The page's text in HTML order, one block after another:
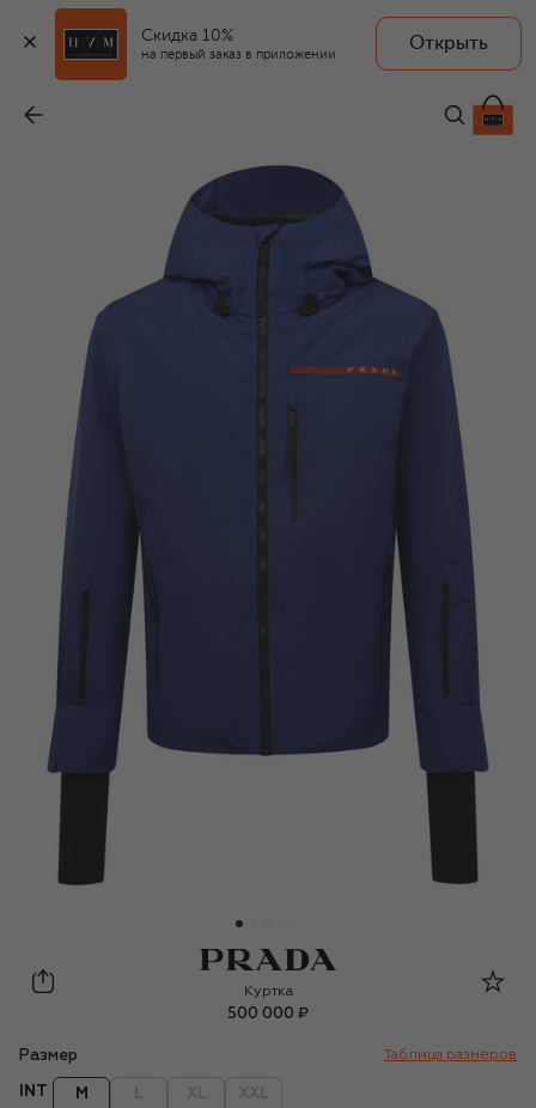
Скидка 10%
на первый заказ в приложении
Открыть
Prada
Куртка
500 000 ₽
Размер Таблица размеров
INT M